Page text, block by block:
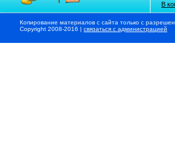
В
Копирование материалов с сайта только с
Copyright 2008-2016 | связаться с администрацией